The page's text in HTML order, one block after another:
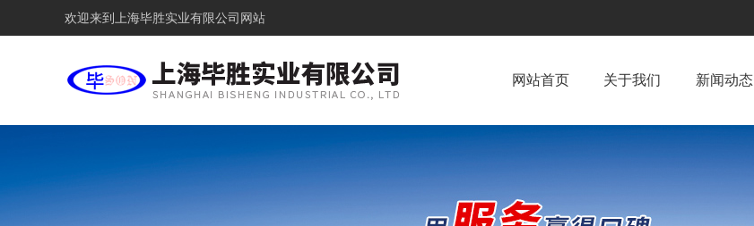
欢迎来到 上海毕胜实业有限公司网站
网站首页 关于我们 新闻动态